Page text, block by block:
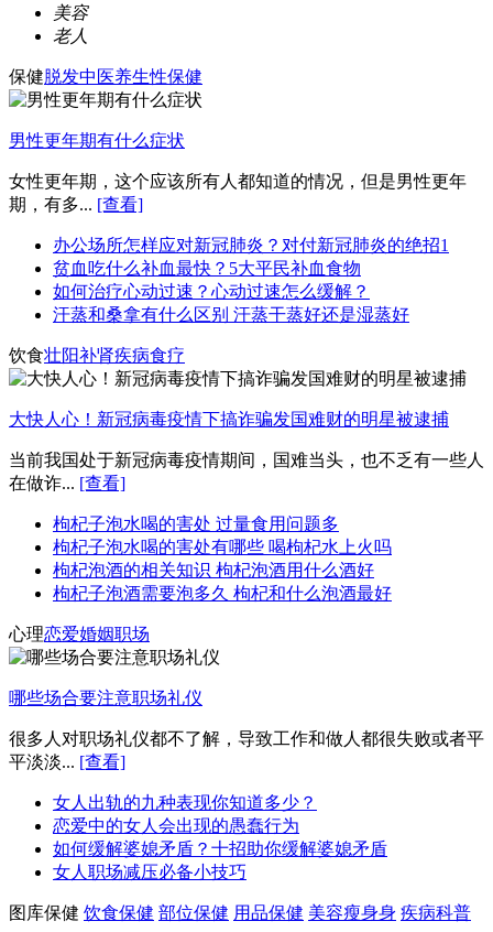
美容
老人
保健脱发中医养生性保健
男性更年期有什么症状
女性更年期，这个应该所有人都知道的情况，但是男性更年
期，有多... [查看]
办公场所怎样应对新冠肺炎？对付新冠肺炎的绝招1
贫血吃什么补血最快？5大平民补血食物
如何治疗心动过速？心动过速怎么缓解？
汗蒸和桑拿有什么区别 汗蒸干蒸好还是湿蒸好
饮食壮阳补肾疾病食疗
大快人心！新冠病毒疫情下搞诈骗发国难财的明星被逮捕
当前我国处于新冠病毒疫情期间，国难当头，也不乏有一些人
在做诈... [查看]
枸杞子泡水喝的害处 过量食用问题多
枸杞子泡水喝的害处有哪些 喝枸杞水上火吗
枸杞泡酒的相关知识 枸杞泡酒用什么酒好
枸杞子泡酒需要泡多久 枸杞和什么泡酒最好
心理恋爱婚姻职场
哪些场合要注意职场礼仪
很多人对职场礼仪都不了解，导致工作和做人都很失败或者平
平淡淡... [查看]
女人出轨的九种表现你知道多少？
恋爱中的女人会出现的愚蠢行为
如何缓解婆媳矛盾？十招助你缓解婆媳矛盾
女人职场减压必备小技巧
图库保健 饮食保健 部位保健 用品保健 美容瘦身身 疾病科普